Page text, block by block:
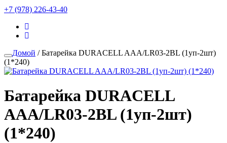
+7 (978) 226-43-40
Домой / Батарейка DURACELL AAA/LR03-2BL (1уп-2шт)
(1*240)
Батарейка DURACELL
AAA/LR03-2BL (1уп-2шт)
(1*240)